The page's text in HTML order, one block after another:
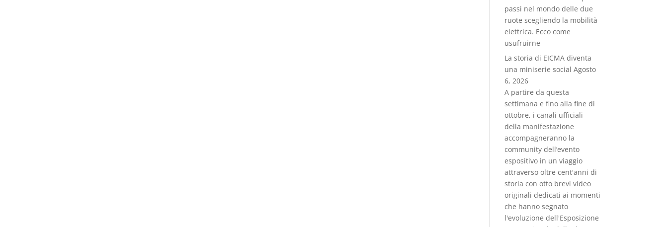
passi nel mondo delle due
ruote scegliendo la mobilità
elettrica. Ecco come
usufruirne
La storia di EICMA diventa
una miniserie social Agosto
6, 2026
A partire da questa
settimana e fino alla fine di
ottobre, i canali ufficiali
della manifestazione
accompagneranno la
community dell’evento
espositivo in un viaggio
attraverso oltre cent'anni di
storia con otto brevi video
originali dedicati ai momenti
che hanno segnato
l'evoluzione dell'Esposizione